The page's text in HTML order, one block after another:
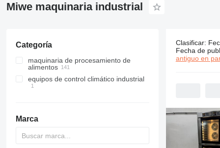
Miwe maquinaria industrial
Categoría
maquinaria de procesamiento de
alimentos
maquinaria de panadería
carros de panadería
cámaras de fermentación
equipos de control climático industrial
Marca
142
Clasificar:
Fecha de
antiguo en